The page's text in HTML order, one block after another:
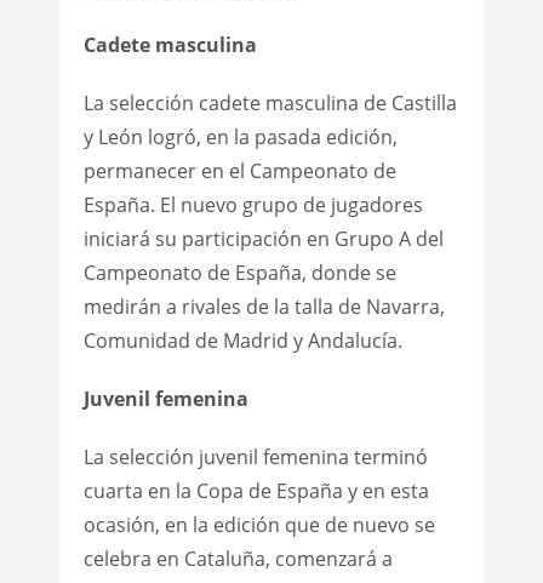
Cadete masculina
La selección cadete masculina de Castilla
y León logró, en la pasada edición,
permanecer en el Campeonato de
España. El nuevo grupo de jugadores
iniciará su participación en Grupo A del
Campeonato de España, donde se
medirán a rivales de la talla de Navarra,
Comunidad de Madrid y Andalucía.
Juvenil femenina
La selección juvenil femenina terminó
cuarta en la Copa de España y en esta
ocasión, en la edición que de nuevo se
celebra en Cataluña, comenzará a